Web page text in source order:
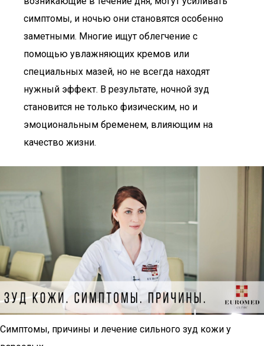
симптомы, и ночью они становятся особенно
заметными. Многие ищут облегчение с
помощью увлажняющих кремов или
специальных мазей, но не всегда находят
нужный эффект. В результате, ночной зуд
становится не только физическим, но и
эмоциональным бременем, влияющим на
качество жизни.
Симптомы, причины и лечение сильного зуд кожи у